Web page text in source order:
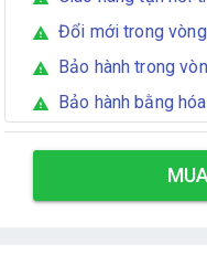
warning Đổi mới trong
warning Bảo hành trong
warning Bảo hành bằng